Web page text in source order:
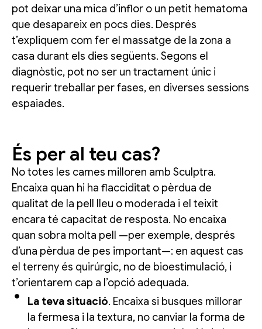
pot deixar una mica d’inflor o un petit hematoma
que desapareix en pocs dies. Després
t’expliquem com fer el massatge de la zona a
casa durant els dies següents. Segons el
diagnòstic, pot no ser un tractament únic i
requerir treballar per fases, en diverses sessions
espaiades.
És per al teu cas?
No totes les cames milloren amb Sculptra.
Encaixa quan hi ha flacciditat o pèrdua de
qualitat de la pell lleu o moderada i el teixit
encara té capacitat de resposta. No encaixa
quan sobra molta pell —per exemple, després
d’una pèrdua de pes important—: en aquest cas
el terreny és quirúrgic, no de bioestimulació, i
t’orientarem cap a l’opció adequada.
La teva situació. Encaixa si busques millorar
la fermesa i la textura, no canviar la forma de